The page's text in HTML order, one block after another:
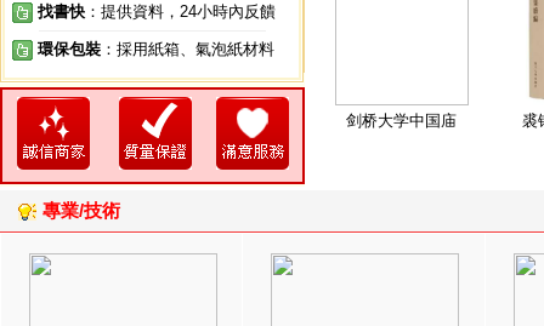
找書快 ：提供資料，24小時內反饋
環保包裝 ：採用紙箱、氣泡紙材料
剑桥大学中国庙 裘
專業/技術